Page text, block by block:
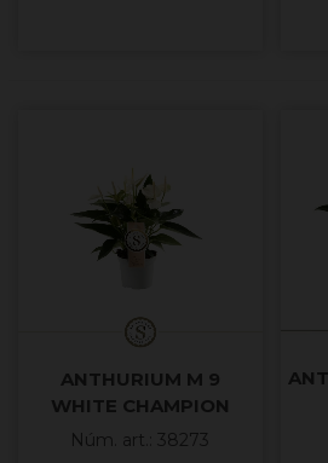
ANTHURIUM M 9
WHITE CHAMPION
Núm. art.: 38273